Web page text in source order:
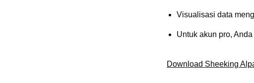
Visualisasi data
Untuk akun pro,
Download Sheeking